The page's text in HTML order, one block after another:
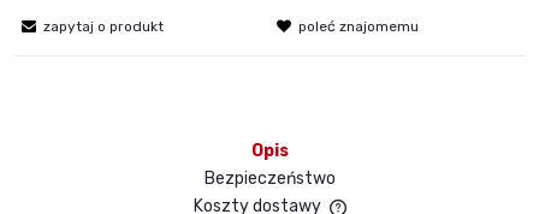
zapytaj o produkt poleć znajomemu
Opis
Bezpieczeństwo
Koszty dostawy